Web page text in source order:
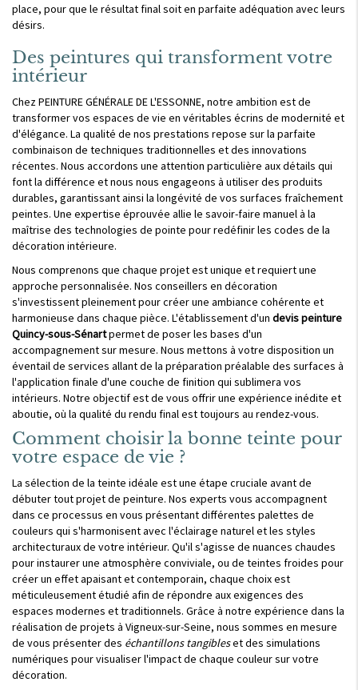
place, pour que le résultat final soit en parfaite adéquation avec leurs
désirs.
Des peintures qui transforment votre
intérieur
Chez PEINTURE GÉNÉRALE DE L'ESSONNE, notre ambition est de
transformer vos espaces de vie en véritables écrins de modernité et
d'élégance. La qualité de nos prestations repose sur la parfaite
combinaison de techniques traditionnelles et des innovations
récentes. Nous accordons une attention particulière aux détails qui
font la différence et nous nous engageons à utiliser des produits
durables, garantissant ainsi la longévité de vos surfaces fraîchement
peintes. Une expertise éprouvée allie le savoir-faire manuel à la
maîtrise des technologies de pointe pour redéfinir les codes de la
décoration intérieure.
Nous comprenons que chaque projet est unique et requiert une
approche personnalisée. Nos conseillers en décoration
s'investissent pleinement pour créer une ambiance cohérente et
harmonieuse dans chaque pièce. L'établissement d'un devis peinture
Quincy-sous-Sénartpermet de poser les bases d'un
accompagnement sur mesure. Nous mettons à votre disposition un
éventail de services allant de la préparation préalable des surfaces à
l'application finale d'une couche de finition qui sublimera vos
intérieurs. Notre objectif est de vous offrir une expérience inédite et
aboutie, où la qualité du rendu final est toujours au rendez-vous.
Comment choisir la bonne teinte pour
votre espace de vie ?
La sélection de la teinte idéale est une étape cruciale avant de
débuter tout projet de peinture. Nos experts vous accompagnent
dans ce processus en vous présentant différentes palettes de
couleurs qui s'harmonisent avec l'éclairage naturel et les styles
architecturaux de votre intérieur. Qu'il s'agisse de nuances chaudes
pour instaurer une atmosphère conviviale, ou de teintes froides pour
créer un effet apaisant et contemporain, chaque choix est
méticuleusement étudié afin de répondre aux exigences des
espaces modernes et traditionnels. Grâce à notre expérience dans la
réalisation de projets à Vigneux-sur-Seine, nous sommes en mesure
de vous présenter des échantillons tangibleset des simulations
numériques pour visualiser l'impact de chaque couleur sur votre
décoration.